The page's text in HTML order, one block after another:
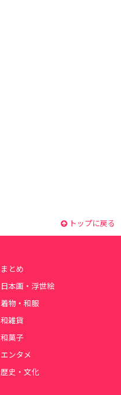
トップに戻る
まとめ
日本画・浮世絵
着物・和服
和雑貨
和菓子
エンタメ
歴史・文化